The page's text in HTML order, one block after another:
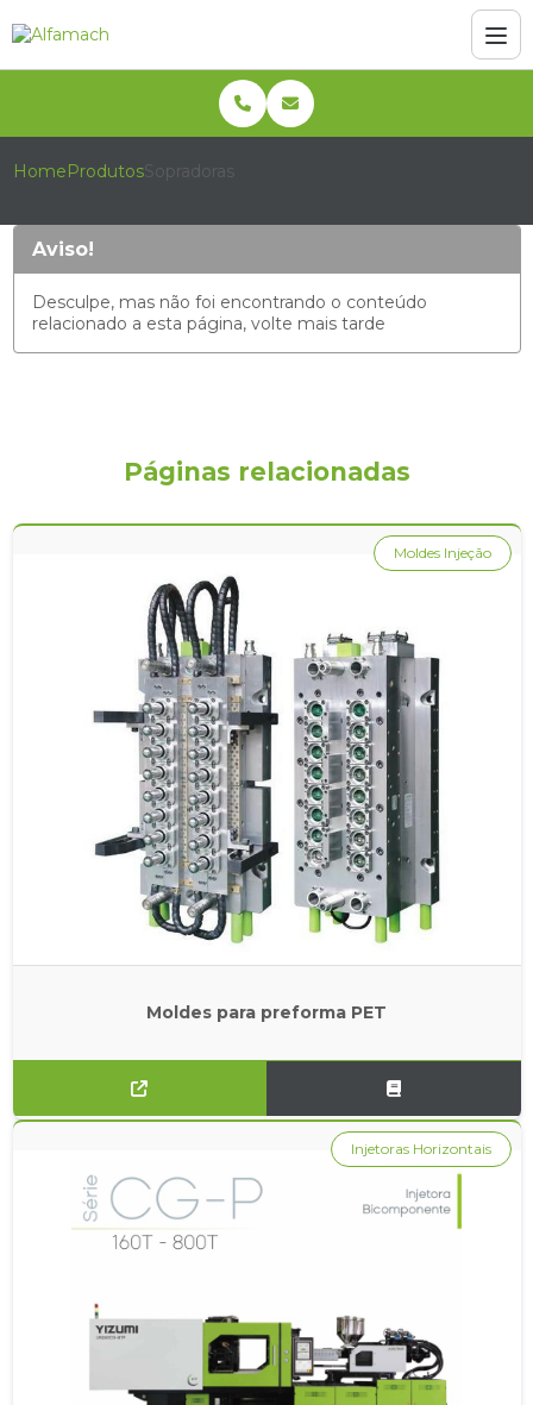
HomeProdutosSopradoras
Aviso!
Desculpe, mas não foi encontrando o conteúdo
relacionado a esta página, volte mais tarde
Páginas relacionadas
Moldes para preforma PET
Moldes Injeção
Injetoras Horizontais